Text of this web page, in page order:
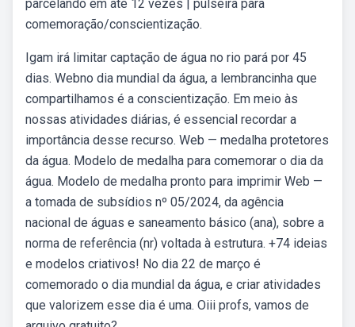
parcelando em até 12 vezes | pulseira para
comemoração/conscientização.
Igam irá limitar captação de água no rio pará por 45
dias. Webno dia mundial da água, a lembrancinha que
compartilhamos é a conscientização. Em meio às
nossas atividades diárias, é essencial recordar a
importância desse recurso. Web — medalha protetores
da água. Modelo de medalha para comemorar o dia da
água. Modelo de medalha pronto para imprimir Web —
a tomada de subsídios nº 05/2024, da agência
nacional de águas e saneamento básico (ana), sobre a
norma de referência (nr) voltada à estrutura. +74 ideias
e modelos criativos! No dia 22 de março é
comemorado o dia mundial da água, e criar atividades
que valorizem esse dia é uma. Oiii profs, vamos de